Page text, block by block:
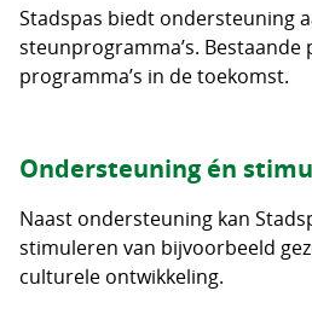
Stadspas biedt ondersteuning
steunprogramma’s. Bestaande
programma’s in de toekomst.
Ondersteuning én
Naast ondersteuning kan
stimuleren van bijvoorbeeld
culturele ontwikkeling.